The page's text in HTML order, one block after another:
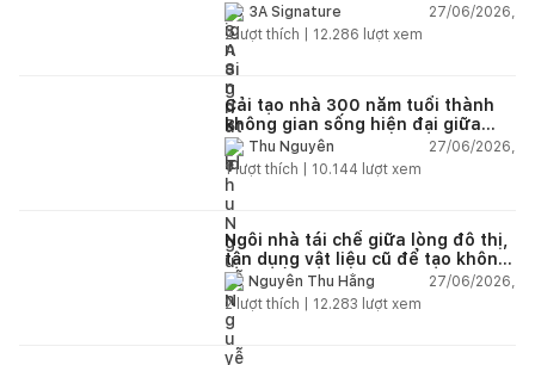
3A Signature
27/06/2026,
2lượt thích | 12.286 lượt xem
Cải tạo nhà 300 năm tuổi thành
không gian sống hiện đại giữa
thiên nhiên
Thu Nguyễn
27/06/2026,
1lượt thích | 10.144 lượt xem
Ngôi nhà tái chế giữa lòng đô thị,
tận dụng vật liệu cũ để tạo không
gian sống linh hoạt
Nguyễn Thu Hằng
27/06/2026,
2lượt thích | 12.283 lượt xem